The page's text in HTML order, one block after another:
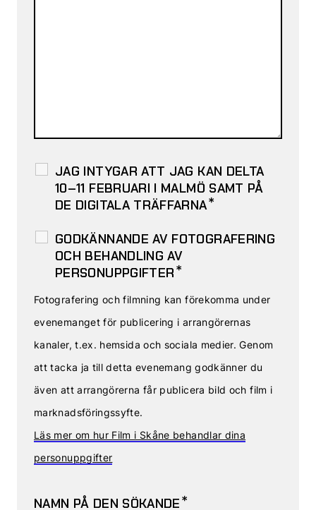
JAG INTYGAR ATT JAG KAN DELTA
10–11 FEBRUARI I MALMÖ SAMT PÅ
DE DIGITALA TRÄFFARNA*
GODKÄNNANDE AV FOTOGRAFERING
OCH BEHANDLING AV
PERSONUPPGIFTER*
Fotografering och filmning kan förekomma under
evenemanget för publicering i arrangörernas
kanaler, t.ex. hemsida och sociala medier. Genom
att tacka ja till detta evenemang godkänner du
även att arrangörerna får publicera bild och film i
marknadsföringssyfte.
Läs mer om hur Film i Skåne behandlar dina
personuppgifter
NAMN PÅ DEN SÖKANDE*